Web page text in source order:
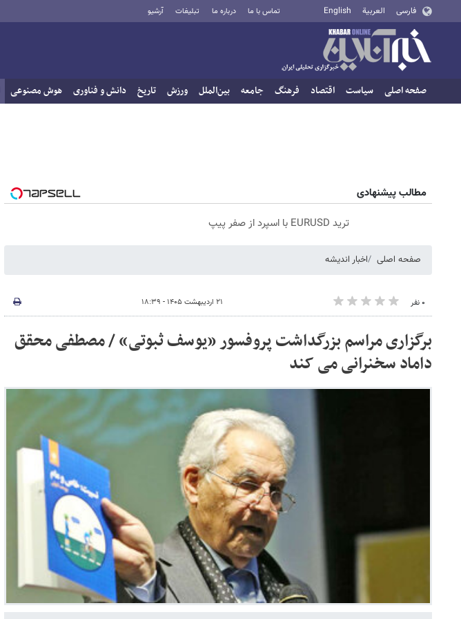
فارسی العربية English تماس با ما درباره ما تبلیغات آرشیو
صفحه اصلی سیاست اقتصاد فرهنگ جامعه بین‌الملل ورزش تاریخ دانش و فناوری هوش مصنوعی
مطالب پیشنهادی
ترید EURUSD با اسپرد از صفر پیپ
صفحه اصلی اخبار اندیشه
۰ نفر ۲۱ اردیبهشت ۱۴۰۵ - ۱۸:۳۹
برگزاری مراسم بزرگداشت پروفسور «یوسف ثبوتی» / مصطفی محقق
داماد سخنرانی می کند